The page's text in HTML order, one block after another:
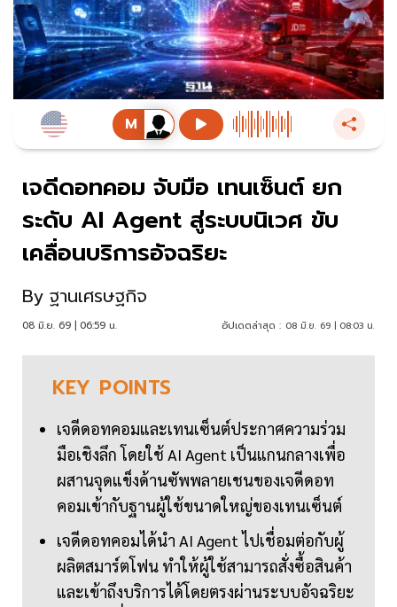
เจดีดอทคอม จับมือ เทนเซ็นต์ ยก
ระดับ AI Agent สู่ระบบนิเวศ ขับ
เคลื่อนบริการอัจฉริยะ
By ฐานเศรษฐกิจ
08 มิ.ย. 69 | 06:59 น. อัปเดตล่าสุด : 08 มิ.ย. 69 | 08:03 น.
KEY POINTS
เจดีดอทคอมและเทนเซ็นต์ประกาศความร่วม
มือเชิงลึก โดยใช้ AI Agent เป็นแกนกลางเพื่อ
ผสานจุดแข็งด้านซัพพลายเชนของเจดีดอท
คอมเข้ากับฐานผู้ใช้ขนาดใหญ่ของเทนเซ็นต์
เจดีดอทคอมได้นำ AI Agent ไปเชื่อมต่อกับผู้
ผลิตสมาร์ตโฟน ทำให้ผู้ใช้สามารถสั่งซื้อสินค้า
และเข้าถึงบริการได้โดยตรงผ่านระบบอัจฉริยะ